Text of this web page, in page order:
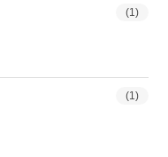
(1)
(1)